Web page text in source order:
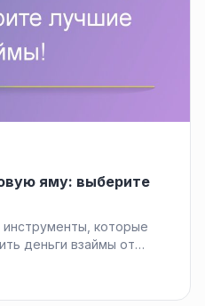
яму: выберите
которые
деньги взаймы от